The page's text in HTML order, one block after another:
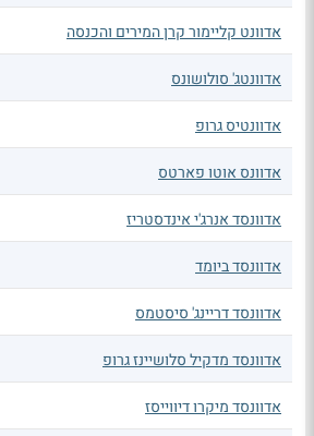
אדוונט קליימור קרן המירים והכנסה
אדוונטג' סולושונס
אדוונטיס גרופ
אדוונס אוטו פארטס
אדוונסד אנרג'י אינדסטריז
אדוונסד ביומד
אדוונסד דריינג' סיסטמס
אדוונסד מדקיל סלושיינז גרופ
אדוונסד מיקרו דיווייסז